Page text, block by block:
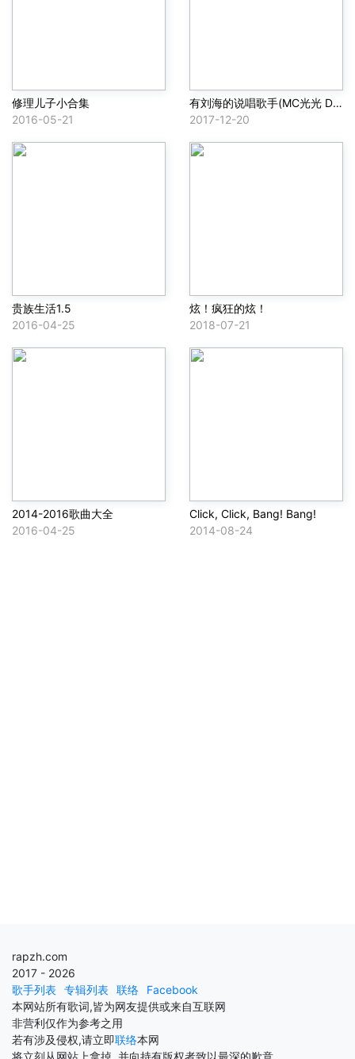
修理儿子小合集
2016-05-21
有刘海的说唱歌手(MC光光 Diss)
2017-12-20
贵族生活1.5
2016-04-25
炫！疯狂的炫！
2018-07-21
2014-2016歌曲大全
2016-04-25
Click, Click, Bang! Bang!
2014-08-24
rapzh.com
2017 - 2026
歌手列表 专辑列表 联络
Facebook
本网站所有歌词,皆为网友提供或来自互联网
非营利仅作为参考之用
若有涉及侵权,请立即联络本网
将立刻从网站上拿掉, 并向持有版权者致以最深的歉意